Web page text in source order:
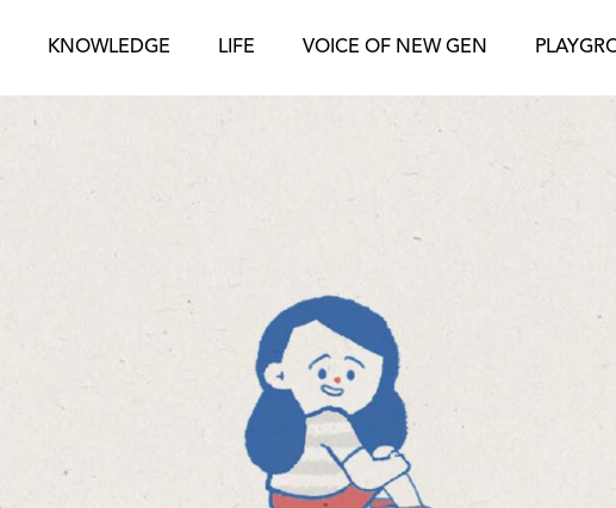
KNOWLEDGE LIFE VOICE OF NEW GEN